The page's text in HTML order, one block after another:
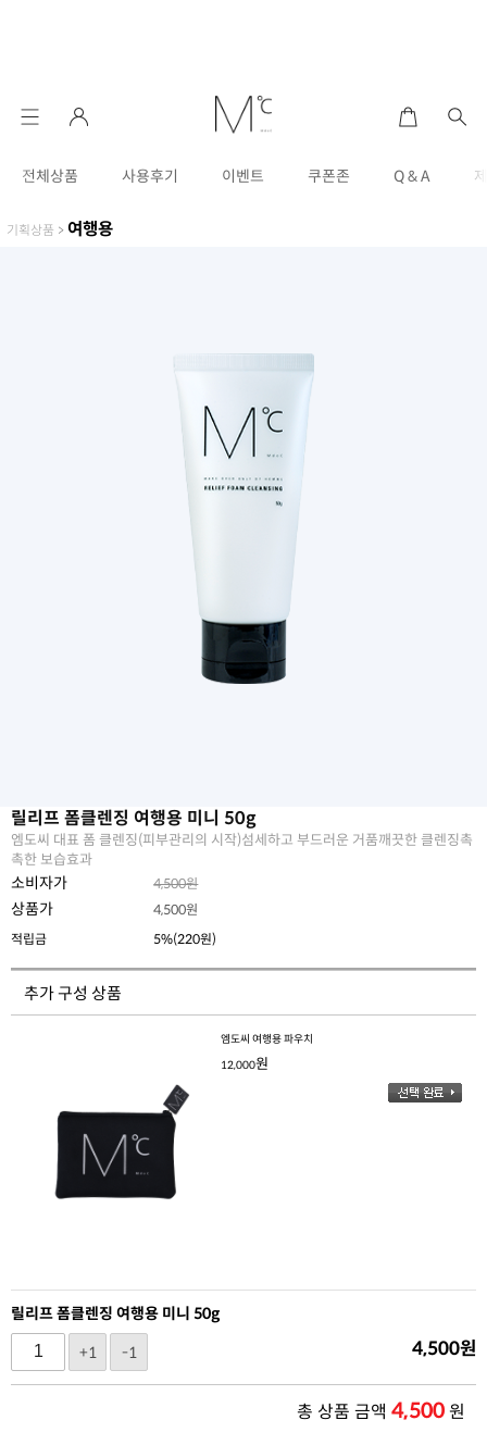
전체상품 사용후기 이벤트 쿠폰존 Q & A
기획상품 > 여행용
릴리프 폼클렌징 여행용 미니 50g
엠도씨 대표 폼 클렌징(피부관리의 시작)섬세하고 부드러운 거품깨끗한 클렌징촉
촉한 보습효과
소비자가 4,500원
상품가 4,500원
적립금
5%(220원)
추가 구성 상품
엠도씨 여행용 파우치
12,000원
릴리프 폼클렌징 여행용 미니 50g
+1
-1 4,500원
총 상품 금액 4,500원